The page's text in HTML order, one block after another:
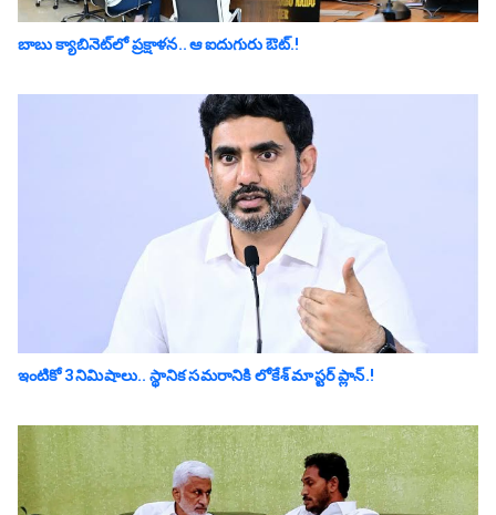
బాబు క్యాబినెట్‌లో ప్ర‌క్షాళ‌న‌.. ఆ ఐదుగురు ఔట్‌.!
ఇంటికో 3 నిమిషాలు.. స్థానిక స‌మ‌రానికి లోకేశ్ మాస్ట‌ర్ ప్లాన్‌.!